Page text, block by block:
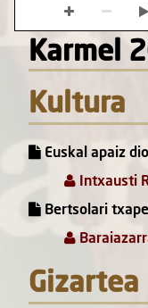
Karmel
Kultura
Euskal apaiz
Intxausti
Bertsolari
Gizartea